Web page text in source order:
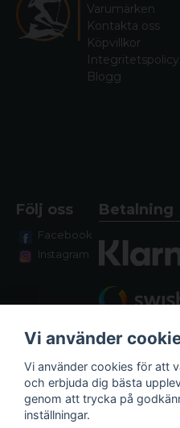
Varumärken
Kontakta oss
Köpvillkor
Integritetspolicy
Blogg
Följ oss
Facebook
Instagram
Betalning
Fraktalternativ
Vi använder
Vi använder cookies för att
och erbjuda dig bästa
genom att trycka på
inställningar.